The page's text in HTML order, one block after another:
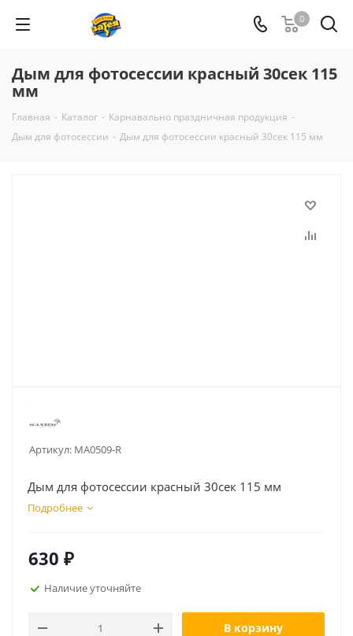
0
Дым для фотосессии красный 30сек 115
мм
Главная - Каталог - Карнавально праздничная продукция -
Дым для фотосессии - Дым для фотосессии красный 30сек 115 мм
Артикул: MA0509-R
Дым для фотосессии красный 30сек 115 мм
Подробнее
630 ₽
Наличие уточняйте
В корзину